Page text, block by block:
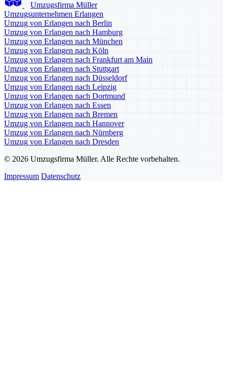
Umzugsfirma Müller
Umzugsunternehmen Erlangen
Umzug von Erlangen nach Berlin
Umzug von Erlangen nach Hamburg
Umzug von Erlangen nach München
Umzug von Erlangen nach Köln
Umzug von Erlangen nach Frankfurt am Main
Umzug von Erlangen nach Stuttgart
Umzug von Erlangen nach Düsseldorf
Umzug von Erlangen nach Leipzig
Umzug von Erlangen nach Dortmund
Umzug von Erlangen nach Essen
Umzug von Erlangen nach Bremen
Umzug von Erlangen nach Hannover
Umzug von Erlangen nach Nürnberg
Umzug von Erlangen nach Dresden
© 2026 Umzugsfirma Müller. Alle Rechte vorbehalten.
Impressum Datenschutz